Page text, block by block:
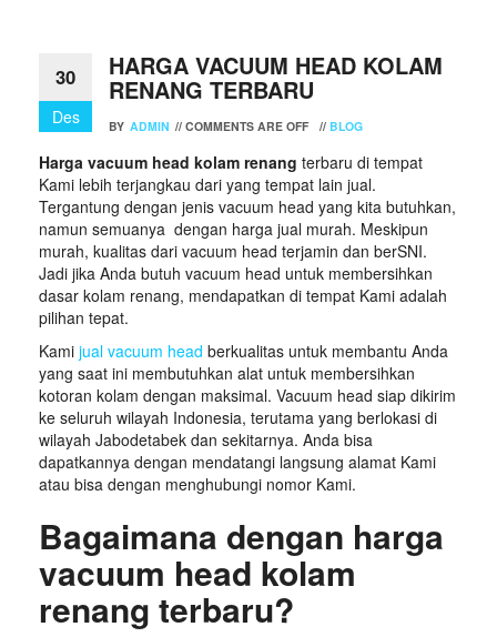
30
Des
HARGA VACUUM HEAD KOLAM
RENANG TERBARU
BY ADMIN // COMMENTS ARE OFF // BLOG
Harga vacuum head kolam renang terbaru di tempat
Kami lebih terjangkau dari yang tempat lain jual.
Tergantung dengan jenis vacuum head yang kita butuhkan,
namun semuanya dengan harga jual murah. Meskipun
murah, kualitas dari vacuum head terjamin dan berSNI.
Jadi jika Anda butuh vacuum head untuk membersihkan
dasar kolam renang, mendapatkan di tempat Kami adalah
pilihan tepat.
Kami jual vacuum head berkualitas untuk membantu Anda
yang saat ini membutuhkan alat untuk membersihkan
kotoran kolam dengan maksimal. Vacuum head siap dikirim
ke seluruh wilayah Indonesia, terutama yang berlokasi di
wilayah Jabodetabek dan sekitarnya. Anda bisa
dapatkannya dengan mendatangi langsung alamat Kami
atau bisa dengan menghubungi nomor Kami.
Bagaimana dengan harga
vacuum head kolam
renang terbaru?